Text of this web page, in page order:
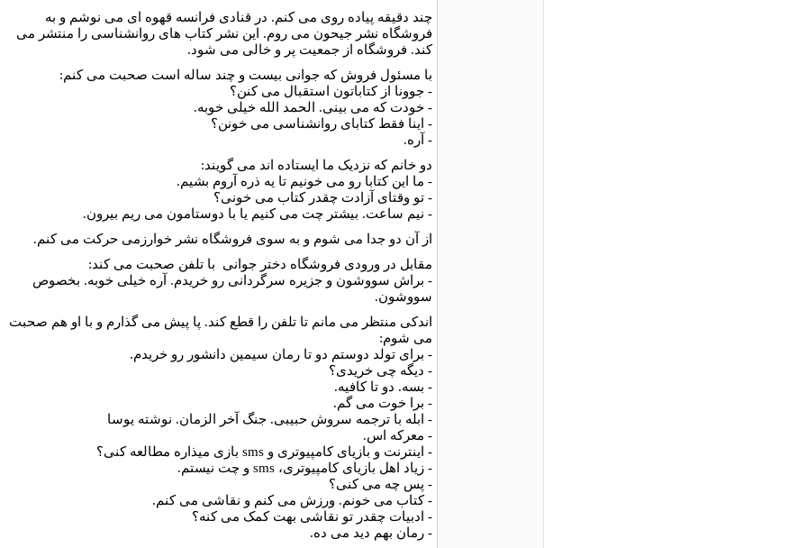
چند دقیقه پیاده روی می کنم. در قنادی فرانسه قهوه ای می نوشم و به
فروشگاه نشر جیحون می روم. این نشر کتاب های روانشناسی را منتشر می
کند. فروشگاه از جمعیت پر و خالی می شود.
با مسئول فروش که جوانی بیست و چند ساله است صحبت می کنم:
- جوونا از کتاباتون استقبال می کنن؟
- خودت که می بینی. الحمد الله خیلی خوبه.
- اینا فقط کتابای روانشناسی می خونن؟
- آره.
دو خانم که نزدیک ما ایستاده اند می گویند:
- ما این کتابا رو می خونیم تا یه ذره آروم بشیم.
- تو وقتای آزادت چقدر کتاب می خونی؟
- نیم ساعت. بیشتر چت می کنیم یا با دوستامون می ریم بیرون.
از آن دو جدا می شوم و به سوی فروشگاه نشر خوارزمی حرکت می کنم.
مقابل در ورودی فروشگاه دختر جوانی با تلفن صحبت می کند:
- براش سووشون و جزیره سرگردانی رو خریدم. آره خیلی خوبه. بخصوص
سووشون.
اندکی منتظر می مانم تا تلفن را قطع کند. پا پیش می گذارم و با او هم صحبت
می شوم:
- برای تولد دوستم دو تا رمان سیمین دانشور رو خریدم.
- دیگه چی خریدی؟
- بسه. دو تا کافیه.
- برا خوت می گم.
- ابله با ترجمه سروش حبیبی. جنگ آخر الزمان. نوشته یوسا
- معرکه اس.
- اینترنت و بازیای کامپیوتری و sms بازی میذاره مطالعه کنی؟
- زیاد اهل بازیای کامپیوتری، sms و چت نیستم.
- پس چه می کنی؟
- کتاب می خونم. ورزش می کنم و نقاشی می کنم.
- ادبیات چقدر تو نقاشی بهت کمک می کنه؟
- رمان بهم دید می ده.